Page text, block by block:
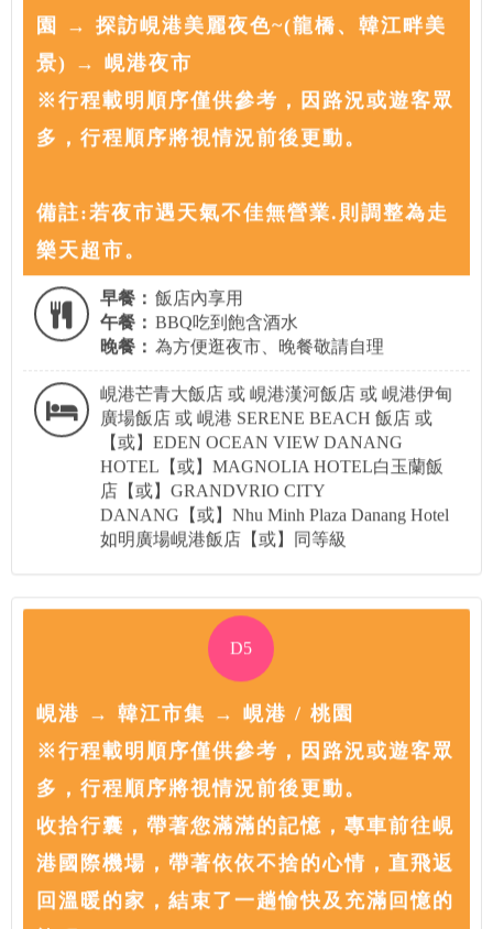
園 → 探訪峴港美麗夜色~(龍橋、韓江畔美
景) → 峴港夜市
※行程載明順序僅供參考，因路況或遊客眾
多，行程順序將視情況前後更動。
備註:若夜市遇天氣不佳無營業.則調整為走
樂天超市。
早餐： 飯店內享用
午餐： BBQ吃到飽含酒水
晚餐： 為方便逛夜市、晚餐敬請自理
峴港芒青大飯店 或 峴港漢河飯店 或 峴港伊甸
廣場飯店 或 峴港 SERENE BEACH 飯店 或
【或】EDEN OCEAN VIEW DANANG
HOTEL【或】MAGNOLIA HOTEL白玉蘭飯
店【或】GRANDVRIO CITY
DANANG【或】Nhu Minh Plaza Danang Hotel
如明廣場峴港飯店【或】同等級
D5
峴港 → 韓江市集 → 峴港 / 桃園
※行程載明順序僅供參考，因路況或遊客眾
多，行程順序將視情況前後更動。
收拾行囊，帶著您滿滿的記憶，專車前往峴
港國際機場，帶著依依不捨的心情，直飛返
回溫暖的家，結束了一趟愉快及充滿回憶的